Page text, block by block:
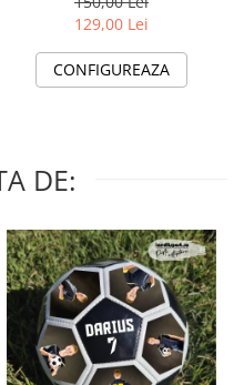
129,00 Lei
CONFIGUREAZA
DE: